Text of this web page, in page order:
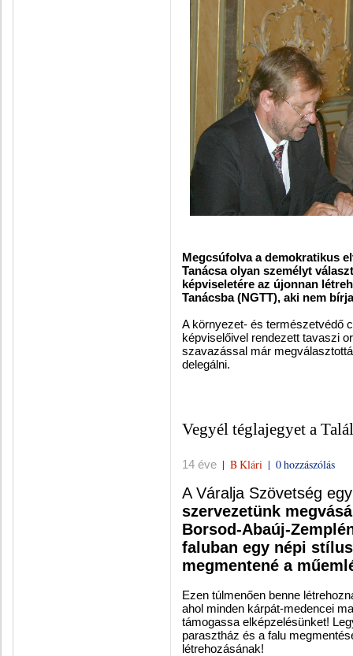
Megcsúfolva a demokratikus
Tanácsa olyan személyt
képviseletére az újonnan
Tanácsba (NGTT), aki nem
A környezet- és természetvédő
képviselőivel rendezett tavaszi
szavazással már
delegálni.
Vegyél téglajegyet a
14 éve | B Klári | 0 hozzászólás
A Váralja Szövetség
szervezetünk
Borsod-Abaúj-
faluban egy népi
megmentené a
Ezen túlmenően benne
ahol minden kárpát-medencei
támogassa elképzelésünket!
parasztház és a falu
létrehozásának!